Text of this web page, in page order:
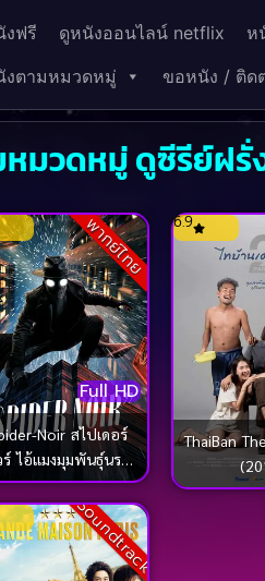
งฟรี ดูหนังออนไลน์ netflix ห
งตามหมวดหมู่
ขอหนัง / ติด
มวดหมู่ ดูซีรีย์ฝรั่
พากย์ไทย
Full HD
Noir สไปเดอร์
ไอ้แมงมุมพันธุ์นรก
(2026)
6.9
ThaiBan
Soundtrack